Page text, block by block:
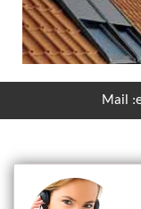
Mail :